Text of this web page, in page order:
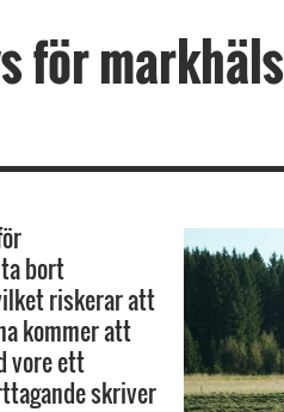
för
bort
riskerar att
kommer att
vore ett
skriver